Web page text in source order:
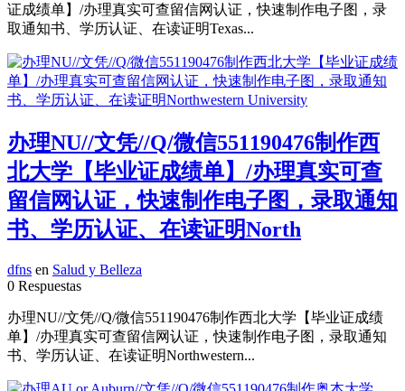
证成绩单】/办理真实可查留信网认证，快速制作电子图，录
取通知书、学历认证、在读证明Texas...
办理NU//文凭//Q/微信551190476制作西
北大学【毕业证成绩单】/办理真实可查
留信网认证，快速制作电子图，录取通知
书、学历认证、在读证明North
dfns en Salud y Belleza
0 Respuestas
办理NU//文凭//Q/微信551190476制作西北大学【毕业证成绩
单】/办理真实可查留信网认证，快速制作电子图，录取通知
书、学历认证、在读证明Northwestern...